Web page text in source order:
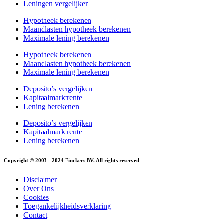
Leningen vergelijken
Hypotheek berekenen
Maandlasten hypotheek berekenen
Maximale lening berekenen
Hypotheek berekenen
Maandlasten hypotheek berekenen
Maximale lening berekenen
Deposito’s vergelijken
Kapitaalmarktrente
Lening berekenen
Deposito’s vergelijken
Kapitaalmarktrente
Lening berekenen
Copyright © 2003 - 2024 Finckers BV. All rights reserved
Disclaimer
Over Ons
Cookies
Toegankelijkheidsverklaring
Contact